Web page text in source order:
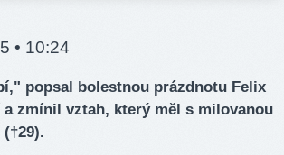
• 10:24
popsal bolestnou prázdnotu Felix
a zmínil vztah, který měl s milovanou